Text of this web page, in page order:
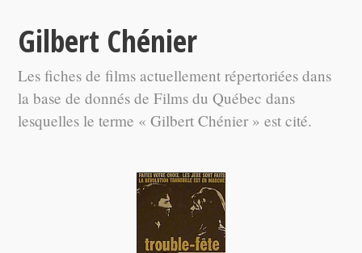
Gilbert Chénier
Les fiches de films actuellement répertoriées dans
la base de donnés de Films du Québec dans
lesquelles le terme « Gilbert Chénier » est cité.